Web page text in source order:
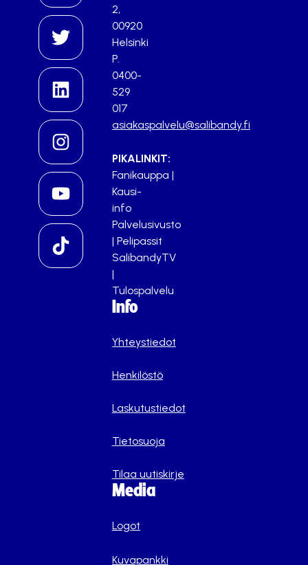
2,
00920
Helsinki
P.
0400-
529
017
asiakaspalvelu@salibandy.fi
PIKALINKIT:
Fanikauppa |
Kausi-
info
Palvelusivusto
| Pelipassit
SalibandyTV
|
Tulospalvelu
Info
Yhteystiedot
Henkilöstö
Laskutustiedot
Tietosuoja
Tilaa uutiskirje
Media
Logot
Kuvapankki